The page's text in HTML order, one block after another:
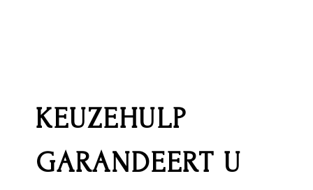
KEUZEHULP
GARANDEERT U